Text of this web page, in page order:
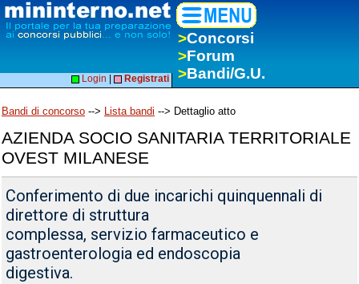
>Concorsi
>Forum
>Bandi/G.U.
Login Registrati
Bandi di concorso --> Lista bandi --> Dettaglio atto
AZIENDA SOCIO SANITARIA TERRITORIALE
OVEST MILANESE
Conferimento di due incarichi quinquennali di
direttore di struttura
complessa, servizio farmaceutico e
gastroenterologia ed endoscopia
digestiva.